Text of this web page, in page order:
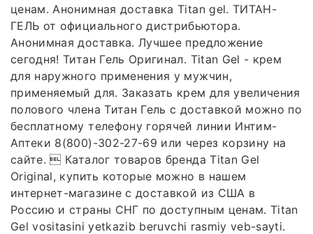
ценам. Анонимная доставка Titan gel. ТИТАН-
ГЕЛЬ от официального дистрибьютора.
Анонимная доставка. Лучшее предложение
сегодня! Титан Гель Оригинал. Titan Gel - крем
для наружного применения у мужчин,
применяемый для. Заказать крем для увеличения
полового члена Титан Гель с доставкой можно по
бесплатному телефону горячей линии Интим-
Аптеки 8(800)-302-27-69 или через корзину на
сайте.  Каталог товаров бренда Titan Gel
Original, купить которые можно в нашем
интернет-магазине с доставкой из США в
Россию и страны СНГ по доступным ценам. Titan
Gel vositasini yetkazib beruvchi rasmiy veb-sayti.